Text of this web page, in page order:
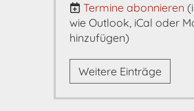
Termine abonnieren
wie Outlook, iCal oder
hinzufügen)
Weitere Einträge